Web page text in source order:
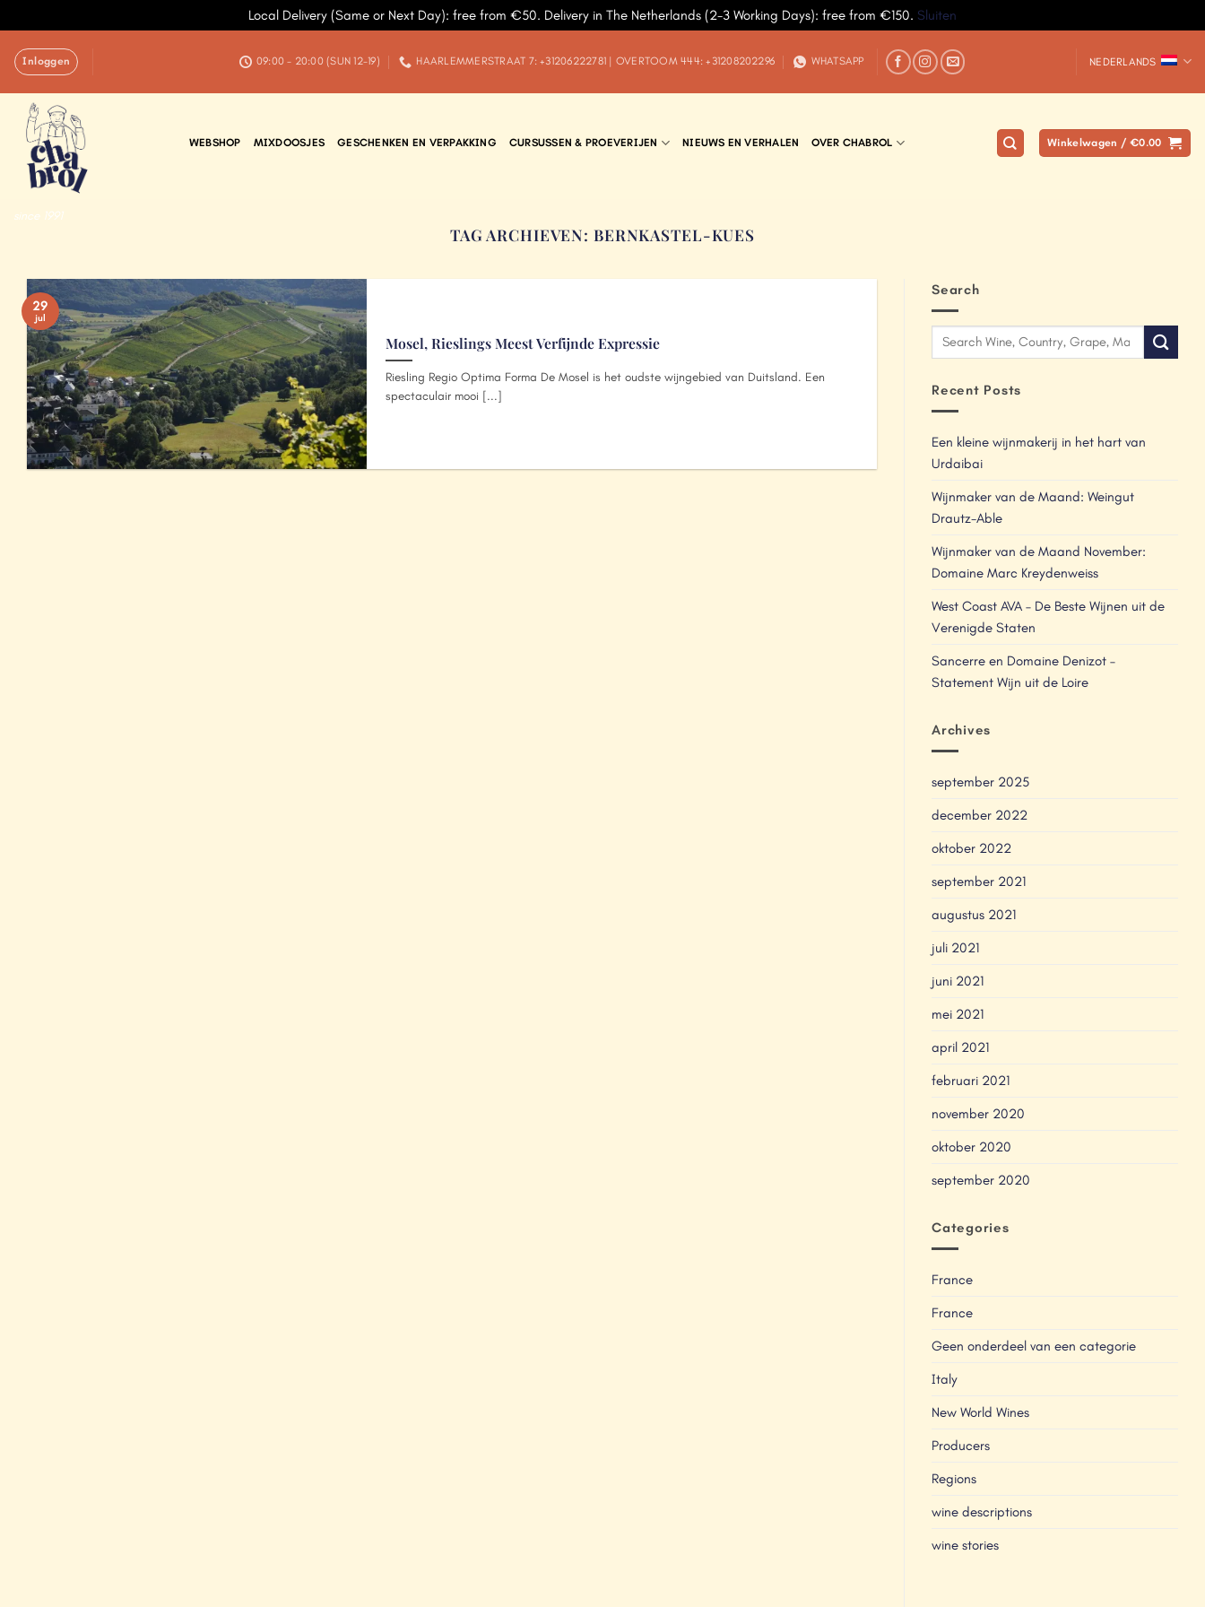
Local Delivery (Same or Next Day): free from €50. Delivery in The Netherlands (2-3 Working Days): free from €150. Sluiten
naarInloggen 09:00 - 20:00 (SUN 12-19) HAARLEMMERSTRAAT 7: +31206222781 | OVERTOOM 444: +31208202296 WHATSAPP NEDERLANDS
since 1991
WEBSHOP MIXDOOSJES GESCHENKEN EN VERPAKKING CURSUSSEN & PROEVERIJEN NIEUWS EN VERHALEN OVER CHABROL Winkelwagen / €0.00
TAG ARCHIEVEN: BERNKASTEL-KUES
Mosel, Rieslings Meest Verfijnde Expressie
Riesling Regio Optima Forma De Mosel is het oudste wijngebied van Duitsland. Een
spectaculair mooi [...]
29
jul
Search
Recent Posts
Een kleine wijnmakerij in het hart van
Urdaibai
Wijnmaker van de Maand: Weingut
Drautz-Able
Wijnmaker van de Maand November:
Domaine Marc Kreydenweiss
West Coast AVA – De Beste Wijnen uit de
Verenigde Staten
Sancerre en Domaine Denizot –
Statement Wijn uit de Loire
Archives
september 2025
december 2022
oktober 2022
september 2021
augustus 2021
juli 2021
juni 2021
mei 2021
april 2021
februari 2021
november 2020
oktober 2020
september 2020
Categories
France
France
Geen onderdeel van een categorie
Italy
New World Wines
Producers
Regions
wine descriptions
wine stories